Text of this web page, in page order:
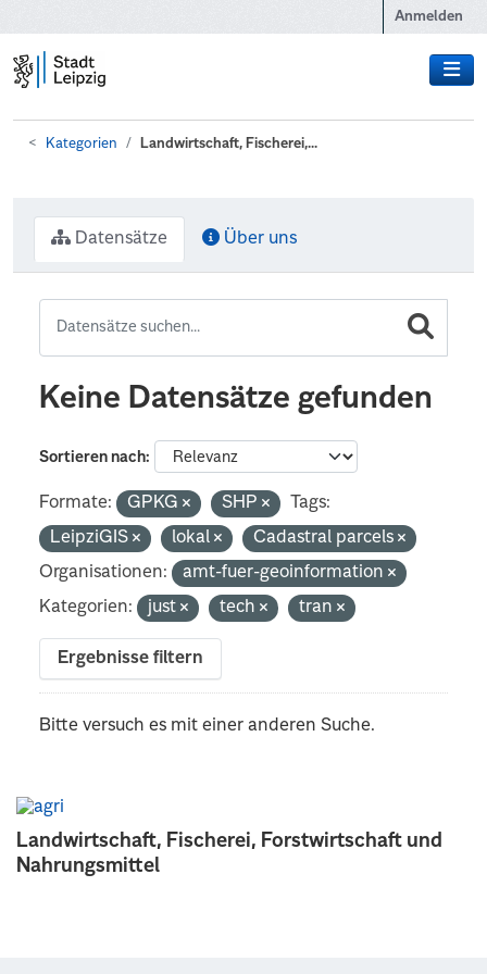
Anmelden
Kategorien Landwirtschaft, Fischerei,...
Landwirtschaft, Fischerei, Forstwirtschaft und
Nahrungsmittel
Datensätze Über uns
Keine Datensätze gefunden
Sortieren nach
Formate: GPKG SHP
Tags:
LeipziGIS
lokal
Cadastral parcels
Organisationen:
amt-fuer-geoinformation
Kategorien:
just tech tran
Ergebnisse filtern
Bitte versuch es mit einer anderen Suche.